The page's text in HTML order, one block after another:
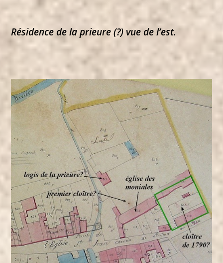
Résidence de la prieure (?) vue de l’est.